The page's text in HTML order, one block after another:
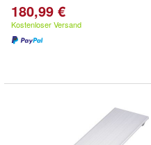
180,99 €
Kostenloser Versand